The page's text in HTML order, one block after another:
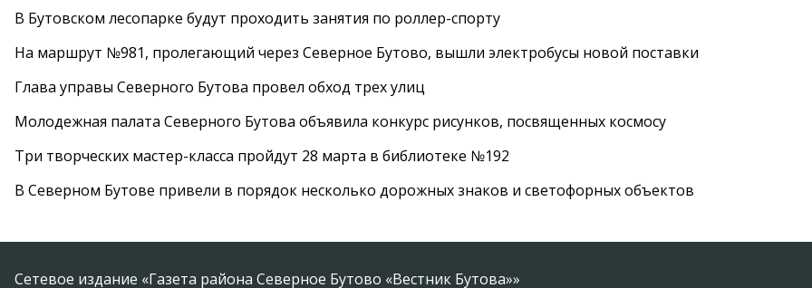
В Бутовском лесопарке будут проходить занятия по роллер-спорту
На маршрут №981, пролегающий через Северное Бутово, вышли электробусы новой поставки
Глава управы Северного Бутова провел обход трех улиц
Молодежная палата Северного Бутова объявила конкурс рисунков, посвященных космосу
Три творческих мастер-класса пройдут 28 марта в библиотеке №192
В Северном Бутове привели в порядок несколько дорожных знаков и светофорных объектов
Сетевое издание «Газета района Северное Бутово «Вестник Бутова»»